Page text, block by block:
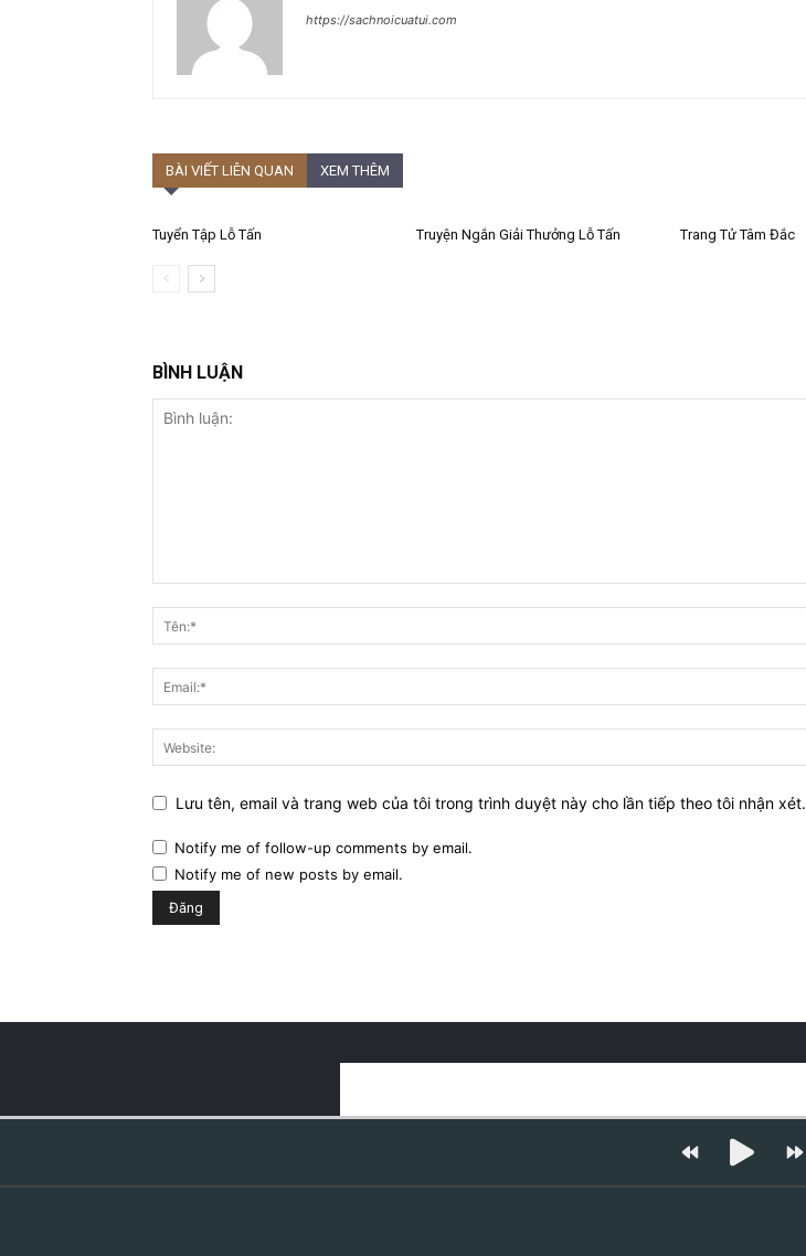
https://sachnoicuatui.com
BÀI VIẾT LIÊN QUAN XEM THÊM
Tuyển Tập Lỗ Tấn Truyện Ngắn Giải Thưởng Lỗ Tấn Trang Tử Tâm Đắc
BÌNH LUẬN
Lưu tên, email và trang web của tôi trong trình duyệt này cho lần tiếp theo tôi nhận xét.
Notify me of follow-up comments by email.
Notify me of new posts by email.